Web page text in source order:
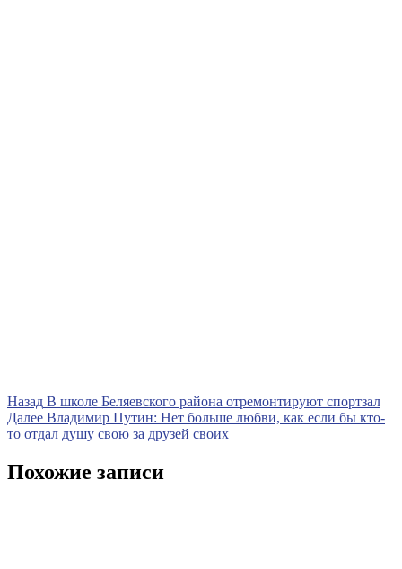
Навигация
по
Назад Предыдущая
запись
В школе Беляевского района отремонтируют спортзал
Далее Следующая
запись
Владимир Путин: Нет больше любви, как если бы кто-
то отдал душу свою за друзей своих
Похожие записи